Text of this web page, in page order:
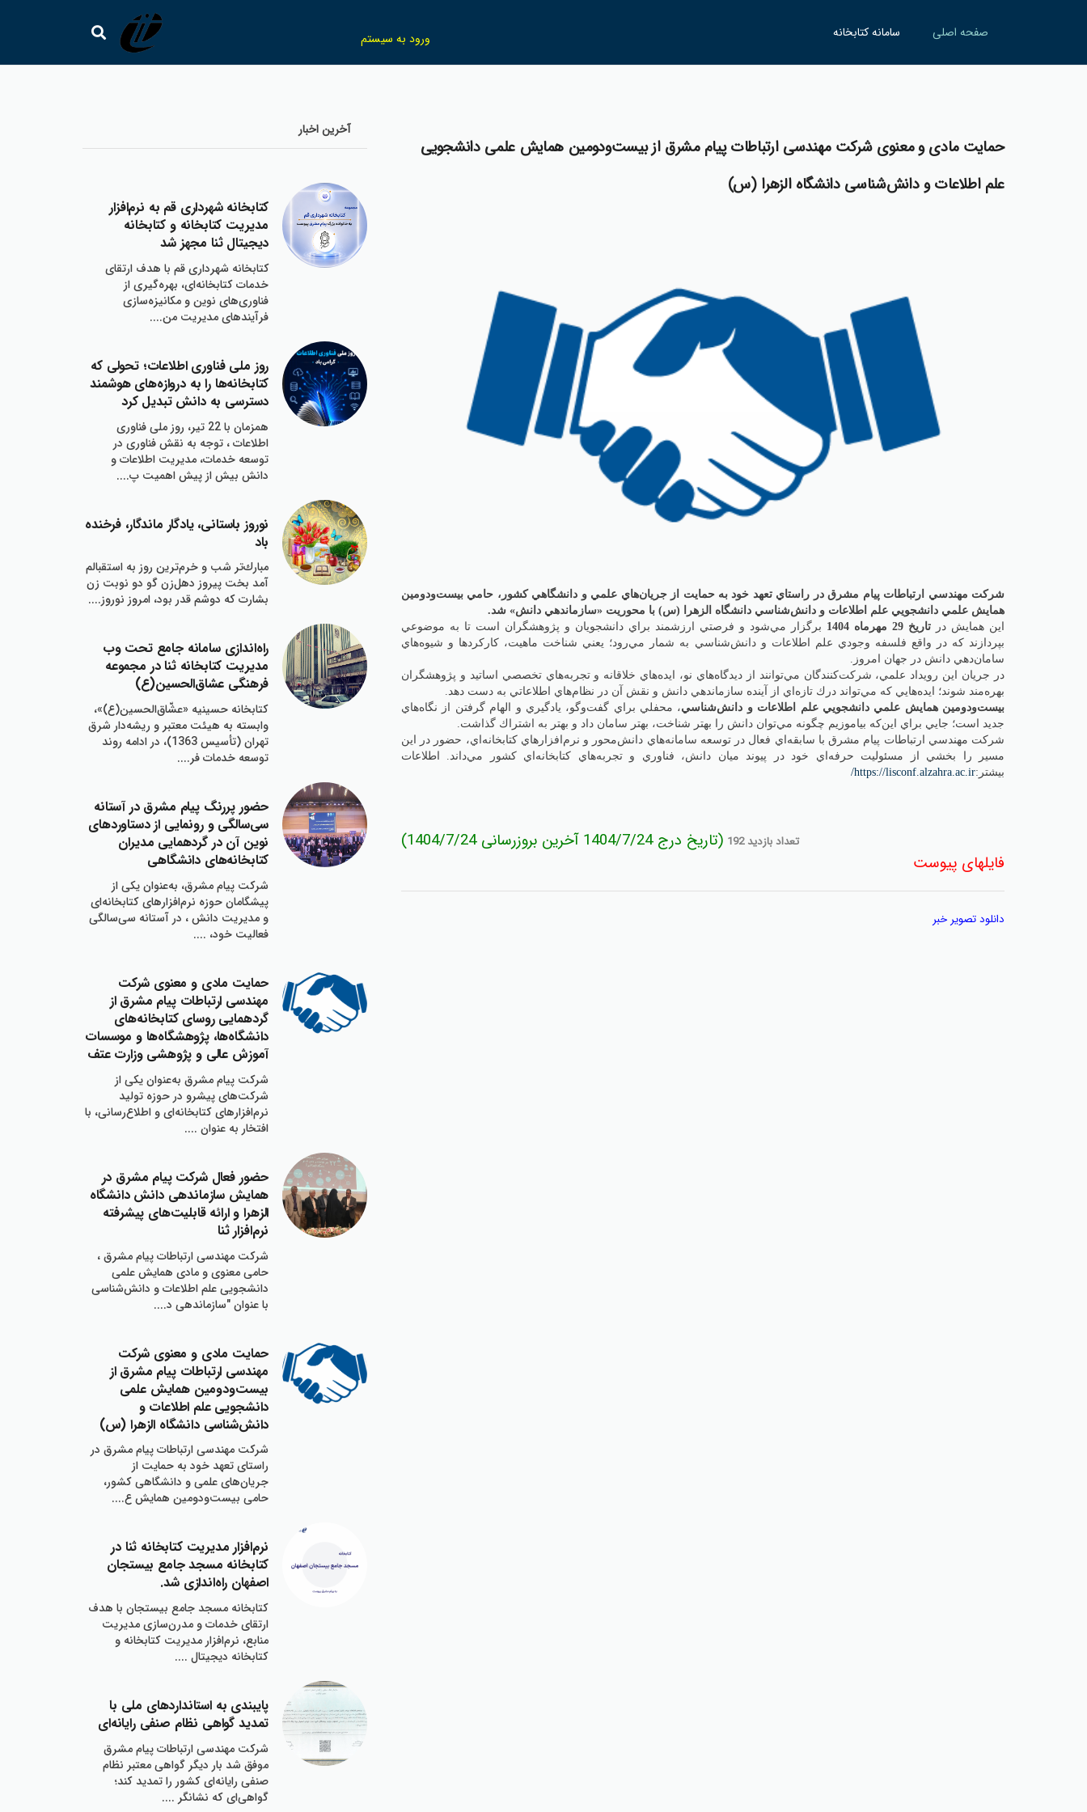
صفحه اصلی سامانه کتابخانه ورود به سیستم
حمايت مادي و معنوي شركت مهندسي ارتباطات پيام مشرق از بيست‌ودومين همايش علمي دانشجويي
علم اطلاعات و دانش‌شناسي دانشگاه الزهرا (س)
شركت مهندسي ارتباطات پيام مشرق در راستاي تعهد خود به حمايت از جريان‌هاي علمي و دانشگاهي كشور، حامي بيست‌ودومين
همايش علمي دانشجويي علم اطلاعات و دانش‌شناسي دانشگاه الزهرا (س) با محوريت «سازماندهي دانش» شد.
اين همايش در تاريخ 29 مهرماه 1404
برگزار مي‌شود و فرصتي ارزشمند براي دانشجويان و پژوهشگران است تا به موضوعي
بپردازند كه در واقع فلسفه وجودي علم اطلاعات و دانش‌شناسي به شمار مي‌رود؛ يعني شناخت ماهيت، كاركردها و شيوه‌هاي
سامان‌دهي دانش در جهان امروز.
در جريان اين رويداد علمي، شركت‌كنندگان مي‌توانند از ديدگاه‌هاي نو، ايده‌هاي خلاقانه و تجربه‌هاي تخصصي اساتيد و پژوهشگران
بهره‌مند شوند؛ ايده‌هايي كه مي‌تواند درك تازه‌اي از آينده سازماندهي دانش و نقش آن در نظام‌هاي اطلاعاتي به دست دهد.
بيست‌ودومين همايش علمي دانشجويي علم اطلاعات و دانش‌شناسي، محفلي براي گفت‌وگو، يادگيري و الهام گرفتن از نگاه‌هاي
جديد است؛ جايي براي اين‌كه بياموزيم چگونه مي‌توان دانش را بهتر شناخت، بهتر سامان داد و بهتر به اشتراك گذاشت.
شركت مهندسي ارتباطات پيام مشرق با سابقه‌اي فعال در توسعه سامانه‌هاي دانش‌محور و نرم‌افزارهاي كتابخانه‌اي، حضور در اين
مسير را بخشي از مسئوليت حرفه‌اي خود در پيوند ميان دانش، فناوري و تجربه‌هاي كتابخانه‌اي كشور مي‌داند. اطلاعات
بيشتر:https://lisconf.alzahra.ac.ir/
تعداد بازديد 192
(تاريخ درج 1404/7/24 آخرين بروزرساني 1404/7/24)
فایلهای پیوست
دانلود تصوير خبر
آخرين اخبار‌
كتابخانه‌ شهرداري قم به نرم‌افزار
مديريت كتابخانه و كتابخانه
ديجيتال ثنا مجهز شد
کتابخانه‌ شهرداري قم با هدف ارتقاي
خدمات كتابخانه‌اي، بهره‌گيري از
فناوري‌هاي نوين و مكانيزه‌سازي
فرآيندهاي مديريت من....
روز ملي فناوري اطلاعات؛ تحولي كه
كتابخانه‌ها را به دروازه‌هاي هوشمند
دسترسي به دانش تبديل كرد
همزمان با 22 تير، روز ملي فناوري
اطلاعات ، توجه به نقش فناوري در
توسعه خدمات، مديريت اطلاعات و
دانش بيش از پيش اهميت پ....
نوروز باستاني، يادگار ماندگار، فرخنده
باد
مبارك‌تر شب و خرم‌ترين روز به استقبالم
آمد بخت پيروز دهل‌زن گو دو نوبت زن
بشارت كه دوشم قدر بود، امروز نوروز....
راه‌اندازي سامانه جامع تحت وب
مديريت كتابخانه ثنا در مجموعه
فرهنگي عشاق‌الحسين(ع)
كتابخانه حسينيه «عشّاق‌الحسين(ع)»،
وابسته به هيئت معتبر و ريشه‌دار شرق
تهران (تأسيس 1363)، در ادامه روند
توسعه خدمات فر....
حضور پررنگ پيام مشرق در آستانه
سي‌سالگي و رونمايي از دستاوردهاي
نوين آن در گردهمايي مديران
كتابخانه‌هاي دانشگاهي
شركت پيام مشرق، به‌عنوان يكي از
پيشگامان حوزه نرم‌افزارهاي كتابخانه‌اي
و مديريت دانش ، در آستانه سي‌سالگي
فعاليت خود، ....
حمايت مادي و معنوي شركت
مهندسي ارتباطات پيام مشرق از
گردهمايي روساي كتابخانه‌هاي
دانشگاه‌ها، پژوهشگاه‌ها و موسسات
آموزش عالي و پژوهشي وزارت عتف
شركت پيام مشرق به‌عنوان يكي از
شركت‌هاي پيشرو در حوزه توليد
نرم‌افزارهاي كتابخانه‌اي و اطلاع‌رساني، با
افتخار به عنوان ....
حضور فعال شركت پيام مشرق در
همايش سازماندهي دانش دانشگاه
الزهرا و ارائه قابليت‌هاي پيشرفته
نرم‌افزار ثنا
شركت مهندسي ارتباطات پيام مشرق ،
حامي معنوي و مادي همايش علمي
دانشجويي علم اطلاعات و دانش‌شناسي
با عنوان "سازماندهي د....
حمايت مادي و معنوي شركت
مهندسي ارتباطات پيام مشرق از
بيست‌ودومين همايش علمي
دانشجويي علم اطلاعات و
دانش‌شناسي دانشگاه الزهرا (س)
شركت مهندسي ارتباطات پيام مشرق در
راستاي تعهد خود به حمايت از
جريان‌هاي علمي و دانشگاهي كشور،
حامي بيست‌ودومين همايش ع....
نرم‌افزار مديريت كتابخانه ثنا در
كتابخانه مسجد جامع بيستجان
اصفهان راه‌اندازي شد.
كتابخانه مسجد جامع بيستجان با هدف
ارتقاي خدمات و مدرن‌سازي مديريت
منابع، نرم‌افزار مديريت كتابخانه و
كتابخانه ديجيتال ....
پايبندي به استانداردهاي ملي با
تمديد گواهي نظام صنفي رايانه‌اي
شركت مهندسي ارتباطات پيام مشرق
موفق شد بار ديگر گواهي معتبر نظام
صنفي رايانه‌اي كشور را تمديد كند؛
گواهي‌اي كه نشانگر ....